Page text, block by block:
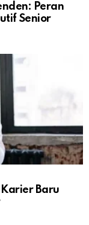
Peran
Senior
Baru